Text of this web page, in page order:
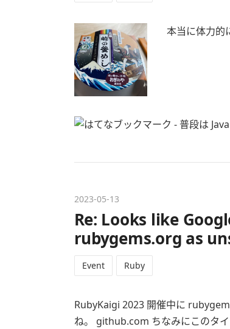
本当に体力的
2023-05-13
Re: Looks like
rubygems.org as
Event Ruby
RubyKaigi 2023 開催中に
ね。 github.com ちなみにこのタ